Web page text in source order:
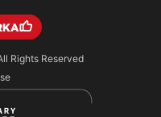
Rights Reserved